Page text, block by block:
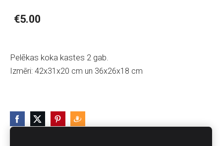
€5.00
Pelēkas koka kastes 2 gab.
Izmēri: 42x31x20 cm un 36x26x18 cm